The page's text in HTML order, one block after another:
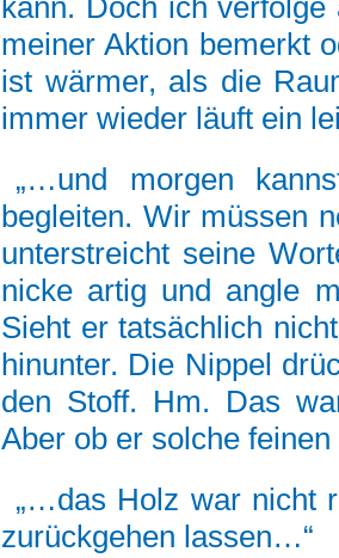
kann. Doch ich
meiner Aktion bemerkt
ist wärmer, als die
immer wieder läuft ein
„…und morgen
begleiten. Wir müssen
unterstreicht seine
nicke artig und angle
Sieht er tatsächlich
hinunter. Die Nippel
den Stoff. Hm. Das
Aber ob er solche
„…das Holz war nicht
zurückgehen lassen…“